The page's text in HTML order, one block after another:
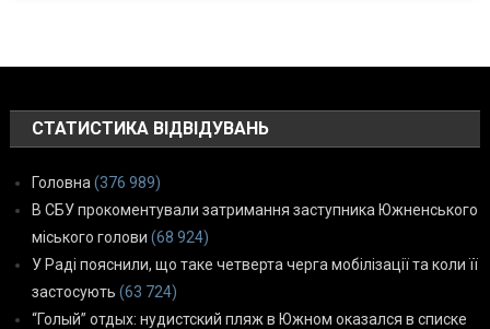
СТАТИСТИКА ВІДВІДУВАНЬ
Головна (376 989)
В СБУ прокоментували затримання заступника Южненського
міського голови (68 924)
У Раді пояснили, що таке четверта черга мобілізації та коли її
застосують (63 724)
“Голый” отдых: нудистский пляж в Южном оказался в списке